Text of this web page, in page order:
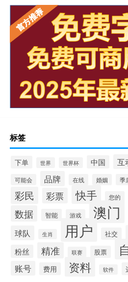
标签
下单 世界 世界杯 中国 互
可能会 品牌 在线 婚姻 季
彩民 彩票 快手 您的
数据 智能 游戏 澳门
球队
生肖 用户 社交
粉丝 精准 联赛 股票
账号
费用 资料 软件